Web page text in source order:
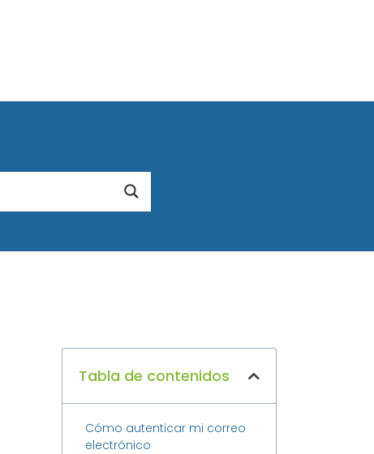
Tabla de contenidos
Cómo autenticar mi correo
electrónico